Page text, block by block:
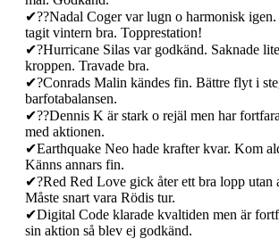
✔??Nadal Coger var lugn o harmonisk
tagit vintern bra. Topprestation!
✔?Hurricane Silas var godkänd. Saknade
kroppen. Travade bra.
✔?Conrads Malin kändes fin. Bättre flyt i
barfotabalansen.
✔??Dennis K är stark o rejäl men har
med aktionen.
✔Earthquake Neo hade krafter kvar. Kom
Känns annars fin.
✔?Red Red Love gick åter ett bra lopp utan
Måste snart vara Rödis tur.
✔Digital Code klarade kvaltiden men är
sin aktion så blev ej godkänd.